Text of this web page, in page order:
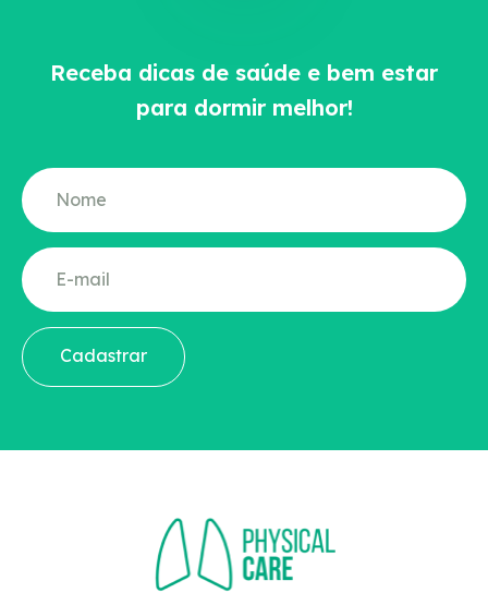
Receba dicas de saúde e bem estar
para dormir melhor!
Cadastrar